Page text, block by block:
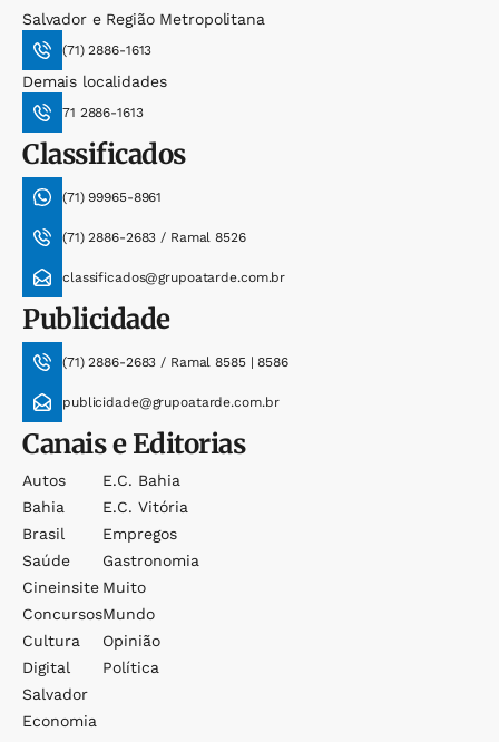
Salvador e Região Metropolitana
(71) 2886-1613
Demais localidades
71 2886-1613
Classificados
(71) 99965-8961
(71) 2886-2683 / Ramal 8526
classificados@grupoatarde.com.br
Publicidade
(71) 2886-2683 / Ramal 8585 | 8586
publicidade@grupoatarde.com.br
Canais e Editorias
Autos
Bahia
Brasil
Saúde
Cineinsite
Concursos
Cultura
Digital
Salvador
Economia
E.c. Bahia
E.c. Vitória
Empregos
Gastronomia
Muito
Mundo
Opinião
Política